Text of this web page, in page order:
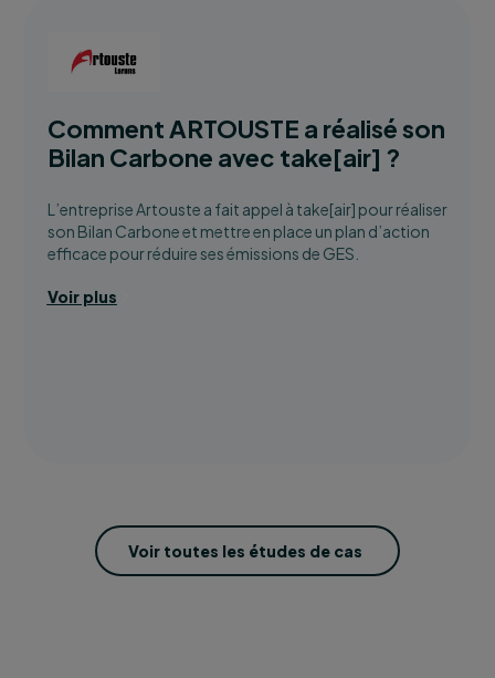
Comment ARTOUSTE a réalisé son
Bilan Carbone avec take[air] ?
L’entreprise Artouste a fait appel à take[air] pour réaliser
son Bilan Carbone et mettre en place un plan d’action
efficace pour réduire ses émissions de GES.
Voir plus
Voir toutes les études de cas